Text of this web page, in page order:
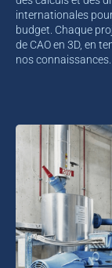
internationales
budget. Chaque
de CAO en 3D, en
nos connaissances.